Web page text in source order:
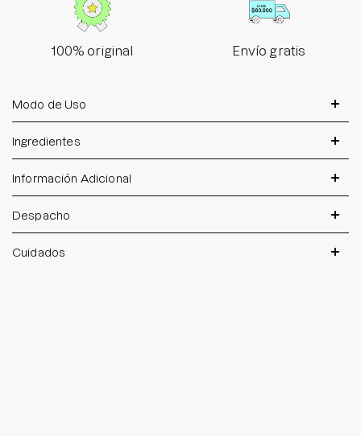
100% original Envío gratis
Modo de Uso
Ingredientes
Información Adicional
Despacho
Cuidados